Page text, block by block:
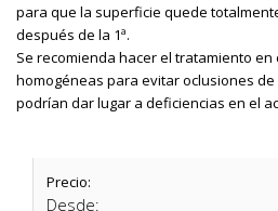
para que la superficie quede
después de la 1ª.
Se recomienda hacer el tratamiento
homogéneas para evitar oclusiones
podrían dar lugar a deficiencias en el
Precio:
Desde: